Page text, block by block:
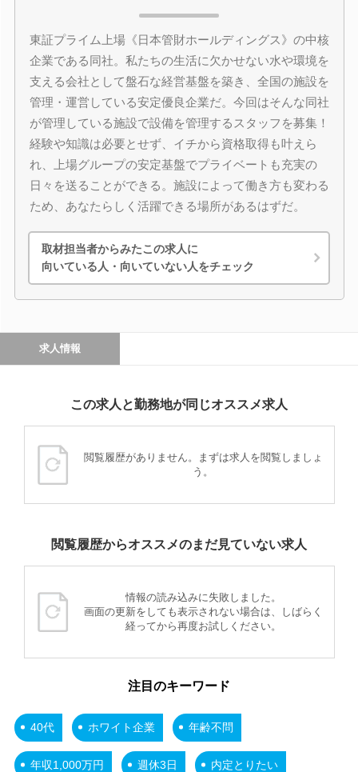
東証プライム上場《日本管財ホールディングス》の中核
企業である同社。私たちの生活に欠かせない水や環境を
支える会社として盤石な経営基盤を築き、全国の施設を
管理・運営している安定優良企業だ。今回はそんな同社
が管理している施設で設備を管理するスタッフを募集！
経験や知識は必要とせず、イチから資格取得も叶えら
れ、上場グループの安定基盤でプライベートも充実の
日々を送ることができる。施設によって働き方も変わる
ため、あなたらしく活躍できる場所があるはずだ。
取材担当者からみたこの求人に
向いている人・向いていない人をチェック
求人情報
この求人と勤務地が同じオススメ求人
閲覧履歴がありません。まずは求人を閲覧しましょ
う。
閲覧履歴からオススメのまだ見ていない求人
情報の読み込みに失敗しました。
画面の更新をしても表示されない場合は、しばらく
経ってから再度お試しください。
注目のキーワード
40代 ホワイト企業 年齢不問
年収1,000万円 週休3日 内定とりたい